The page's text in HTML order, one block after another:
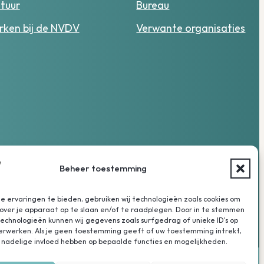
Beheer toestemming
ervaringen te bieden, gebruiken wij technologieën zoals cookies om
je apparaat op te slaan en/of te raadplegen. Door in te stemmen
kunnen wij gegevens zoals surfgedrag of unieke ID's op
Als je geen toestemming geeft of uw toestemming intrekt,
invloed hebben op bepaalde functies en mogelijkheden.
Bureau
bij de NVDV
Verwante organisaties